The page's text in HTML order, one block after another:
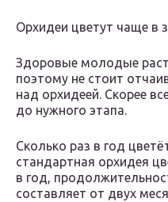
Орхидеи цветут чаще в
Здоровые молодые
поэтому не стоит
над орхидеей. Скорее
до нужного этапа.
Сколько раз в год
стандартная орхидея
в год,
составляет от двух